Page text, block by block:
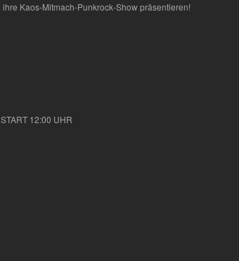
Kaos-Mitmach-Punkrock-Show präsentieren!
12:00 UHR